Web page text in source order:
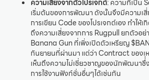
ความเสี่ยงจากตัวโปรเจกต์: ความที่เป็น
เริ่มต้นของการพัฒนา ดังนั้นจึงมีความเสี่
การเขียน Code ของโปรเจกต์เอง ทำให้เ
ถึงความเสี่ยงจากการ Rugpull ยกตัวอย่
Banana Gun ที่เพิ่งเปิดตัวเหรียญ
กันยายนที่ผ่านมา แต่ว่า Contract ของเ
เห็นถึงความไม่เชี่ยวชาญของนักพัฒนาซึ่่
การใช้งานฟังก์ชั่นอื่นๆได้เช่นกัน